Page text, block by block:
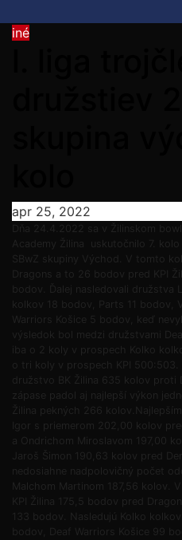
iné
apr 25, 2022
Dňa 24.4.2022 sa v Žilinskom
Academy Žilina uskutočnilo 7.
SBwZ skupiny Východ. V tomto
Dragons a to 26 bodov pred KPI
bodov. Ďalej nasledovali družstva
kolkov 18 bodov, Parts 11 bodov,
Warriors Košice 5 bodov, keď
výsledok bol medzi družstvami
iba o 2 koly v prospech Kolko
o tri koly v prospech KPI 500:503.
družstvo BK Žilina 635 kolov proti
zápase padol aj najlepší výkon
Žilina pekných 266
Igor s priemerom 202,00 kolov
a Ondrichom Miroslavom 197,00
Jaroš Šimon 190,63 kolov pred
nedosiahne nadpolovičný počet
Malchom Martinom 187,56 kolov.
KPI Žilina 175,5 bodov pred
133 bodov. Nasledujú Kolko
bodov, Deaf Warriors Košice 99